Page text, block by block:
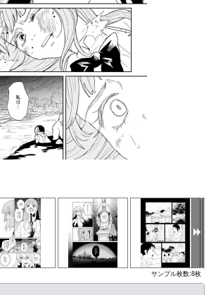
サンプル枚数:8枚